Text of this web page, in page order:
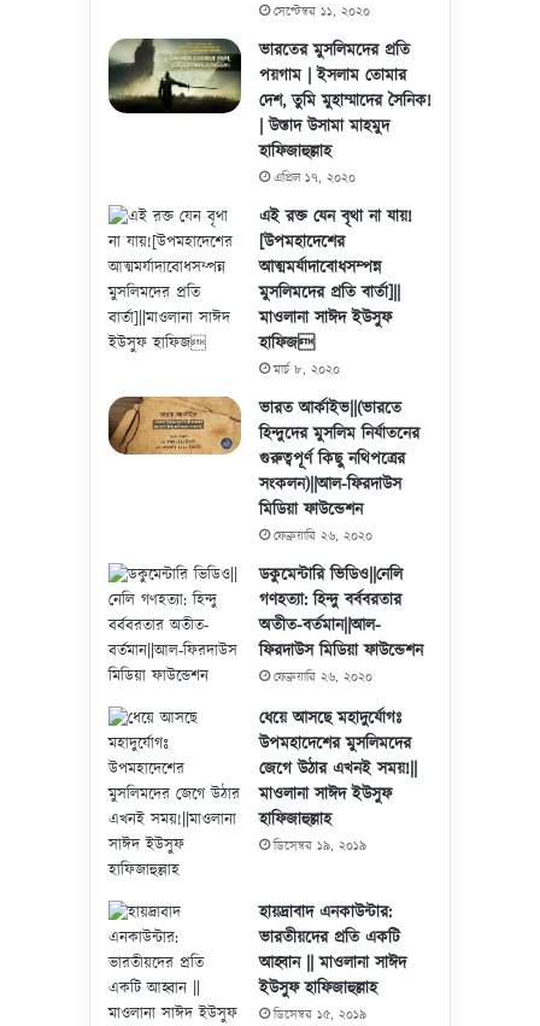
সেপ্টেম্বর ১১, ২০২০
ভারতের মুসলিমদের প্রতি
পয়গাম | ইসলাম তোমার
দেশ, তুমি মুহাম্মাদের সৈনিক!
| উস্তাদ উসামা মাহমুদ
হাফিজাহুল্লাহ
এপ্রিল ১৭, ২০২০
এই রক্ত যেন বৃথা না যায়!
[উপমহাদেশের
আত্মমর্যাদাবোধসম্পন্ন
মুসলিমদের প্রতি বার্তা]||
মাওলানা সাঈদ ইউসুফ
হাফিজ
মার্চ ৮, ২০২০
ভারত আর্কাইভ||(ভারতে
হিন্দুদের মুসলিম নির্যাতনের
গুরুত্বপূর্ণ কিছু নথিপত্রের
সংকলন)||আল-ফিরদাউস
মিডিয়া ফাউন্ডেশন
ফেব্রুয়ারি ২৬, ২০২০
ডকুমেন্টারি ভিডিও||নেলি
গণহত্যা: হিন্দু বর্ববরতার
অতীত-বর্তমান||আল-
ফিরদাউস মিডিয়া ফাউন্ডেশন
ফেব্রুয়ারি ২৬, ২০২০
ধেয়ে আসছে মহাদুর্যোগঃ
উপমহাদেশের মুসলিমদের
জেগে উঠার এখনই সময়!||
মাওলানা সাঈদ ইউসুফ
হাফিজাহুল্লাহ
ডিসেম্বর ১৯, ২০১৯
হায়দ্রাবাদ এনকাউন্টার:
ভারতীয়দের প্রতি একটি
আহ্বান || মাওলানা সাঈদ
ইউসুফ হাফিজাহুল্লাহ
ডিসেম্বর ১৫, ২০১৯